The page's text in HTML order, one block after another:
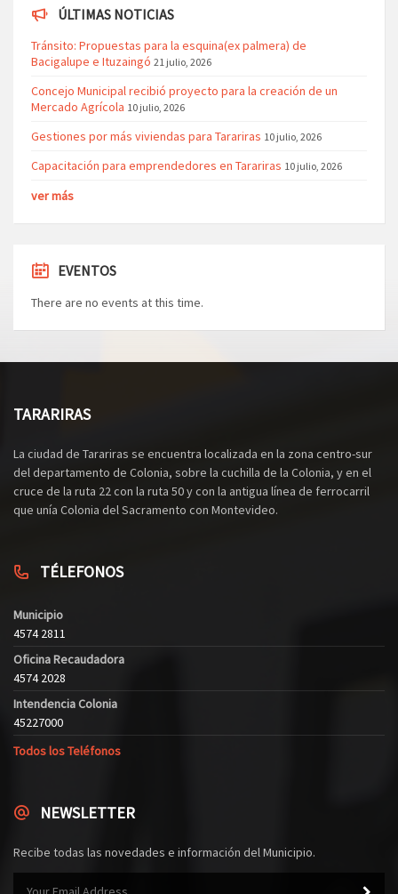
ÚLTIMAS NOTICIAS
Tránsito: Propuestas para la esquina(ex palmera) de
Bacigalupe e Ituzaingó 21 julio, 2026
Concejo Municipal recibió proyecto para la creación de un
Mercado Agrícola 10 julio, 2026
Gestiones por más viviendas para Tarariras 10 julio, 2026
Capacitación para emprendedores en Tarariras 10 julio, 2026
ver más
EVENTOS
There are no events at this time.
TARARIRAS
La ciudad de Tarariras se encuentra localizada en la zona centro-sur
del departamento de Colonia, sobre la cuchilla de la Colonia, y en el
cruce de la ruta 22 con la ruta 50 y con la antigua línea de ferrocarril
que unía Colonia del Sacramento con Montevideo.
TÉLEFONOS
Municipio
4574 2811
Oficina Recaudadora
4574 2028
Intendencia Colonia
45227000
Todos los Teléfonos
NEWSLETTER
Recibe todas las novedades e información del Municipio.